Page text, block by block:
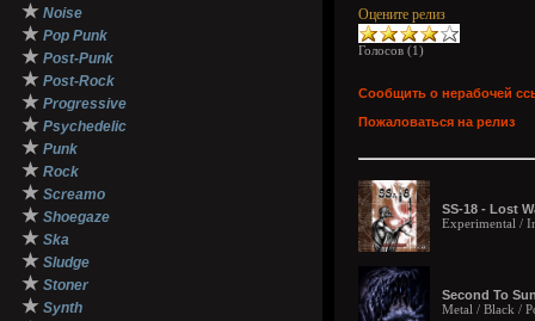
★ Noise
★ Pop Punk
★ Post-Punk
★ Post-Rock
★ Progressive
★ Psychedelic
★ Punk
★ Rock
★ Screamo
★ Shoegaze
★ Ska
★ Sludge
★ Stoner
★ Synth
Оцените релиз
Голосов (1)
Сообщить о нерабочей
Пожаловаться на релиз
SS-18 - Lost
Experimental /
Second To
Metal / Black /